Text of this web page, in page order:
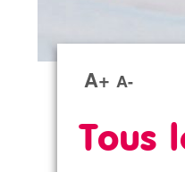
A+ A-
Tous